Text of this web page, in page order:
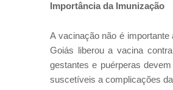
Importância da Imunização
A vacinação não é
Goiás liberou a vacina
gestantes e puérperas
suscetíveis a complicações